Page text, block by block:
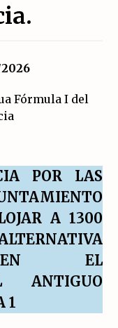
los presupuestos
izquierdas» es un
la ciudadanía no se
POR LAS
A 1300
EN EL
ANTIGUO
1